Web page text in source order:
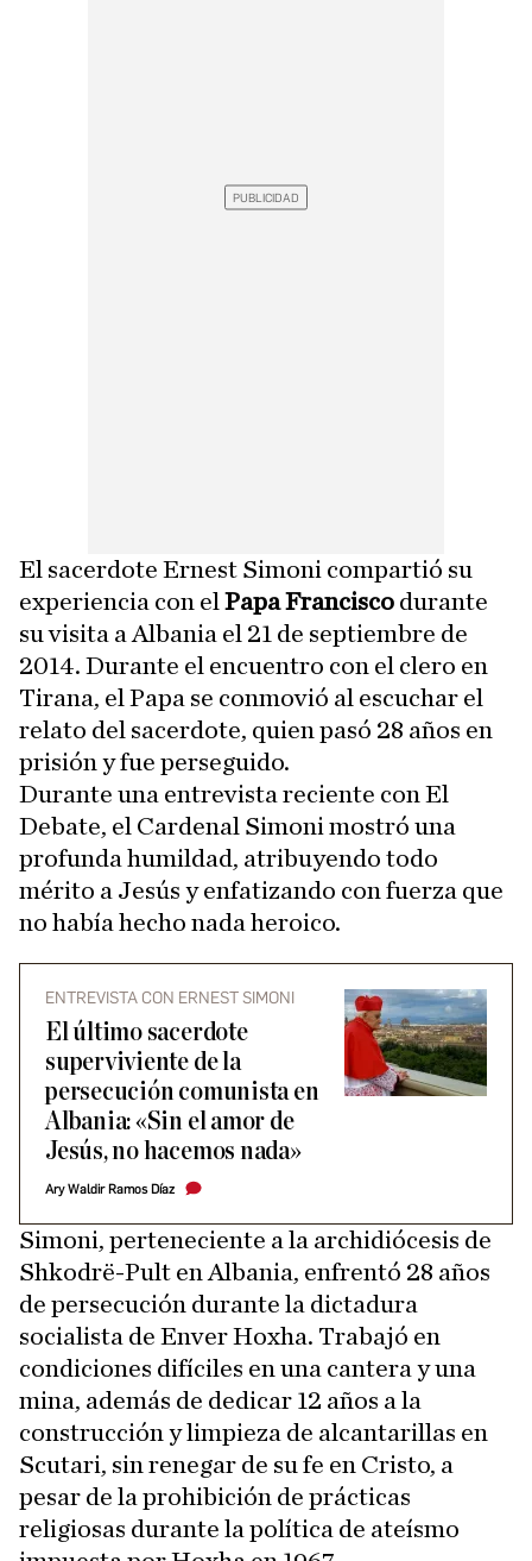
El sacerdote Ernest Simoni compartió su
experiencia con el Papa Francisco durante
su visita a Albania el 21 de septiembre de
2014. Durante el encuentro con el clero en
Tirana, el Papa se conmovió al escuchar el
relato del sacerdote, quien pasó 28 años en
prisión y fue perseguido.
Durante una entrevista reciente con El
Debate, el Cardenal Simoni mostró una
profunda humildad, atribuyendo todo
mérito a Jesús y enfatizando con fuerza que
no había hecho nada heroico.
ENTREVISTA CON ERNEST SIMONI
El último sacerdote
superviviente de la
persecución comunista en
Albania: «Sin el amor de
Jesús, no hacemos nada»
Ary Waldir Ramos Díaz
Simoni, perteneciente a la archidiócesis de
Shkodrë-Pult en Albania, enfrentó 28 años
de persecución durante la dictadura
socialista de Enver Hoxha. Trabajó en
condiciones difíciles en una cantera y una
mina, además de dedicar 12 años a la
construcción y limpieza de alcantarillas en
Scutari, sin renegar de su fe en Cristo, a
pesar de la prohibición de prácticas
religiosas durante la política de ateísmo